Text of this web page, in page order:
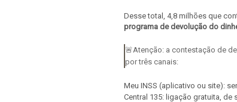
Desse total, 4,8 milhões que
programa de devolução do
🚨Atenção: a contestação de
por três canais:
Meu INSS (aplicativo ou site):
Central 135: ligação gratuita, de